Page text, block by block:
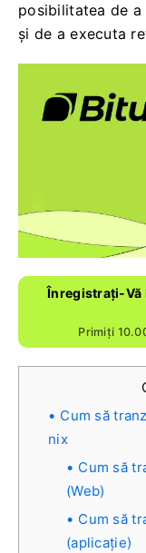
posibilitatea de
și de a executa
Înregistrați-Vă
Primiți
Cum să
nix
Cum să
(Web)
Cum să
(aplicație)